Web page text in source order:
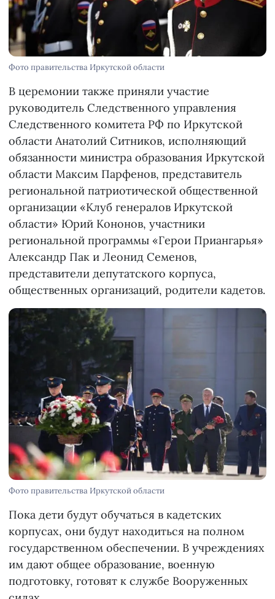
Фото правительства Иркутской области
В церемонии также приняли участие
руководитель Следственного управления
Следственного комитета РФ по Иркутской
области Анатолий Ситников, исполняющий
обязанности министра образования Иркутской
области Максим Парфенов, представитель
региональной патриотической общественной
организации «Клуб генералов Иркутской
области» Юрий Кононов, участники
региональной программы «Герои Приангарья»
Александр Пак и Леонид Семенов,
представители депутатского корпуса,
общественных организаций, родители кадетов.
Фото правительства Иркутской области
Пока дети будут обучаться в кадетских
корпусах, они будут находиться на полном
государственном обеспечении. В учреждениях
им дают общее образование, военную
подготовку, готовят к службе Вооруженных